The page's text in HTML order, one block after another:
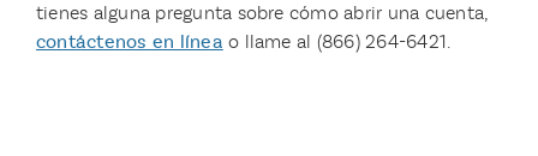
tienes alguna pregunta sobre cómo abrir una cuenta,
contáctenos en línea o llame al (866) 264-6421.